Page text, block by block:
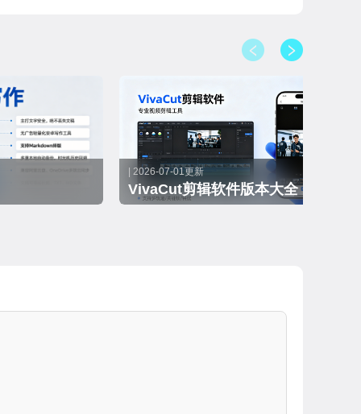
| 2026-07-01更新
VivaCut剪辑软件版本大全